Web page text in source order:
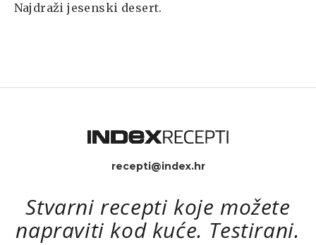
Najdraži jesenski desert.
recepti@index.hr
Stvarni recepti koje možete
napraviti kod kuće. Testirani.